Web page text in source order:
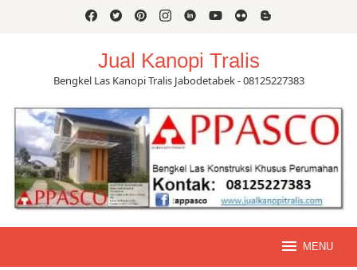
Jual Kanopi Tralis
Bengkel Las Kanopi Tralis Jabodetabek - 08125227383
MENU